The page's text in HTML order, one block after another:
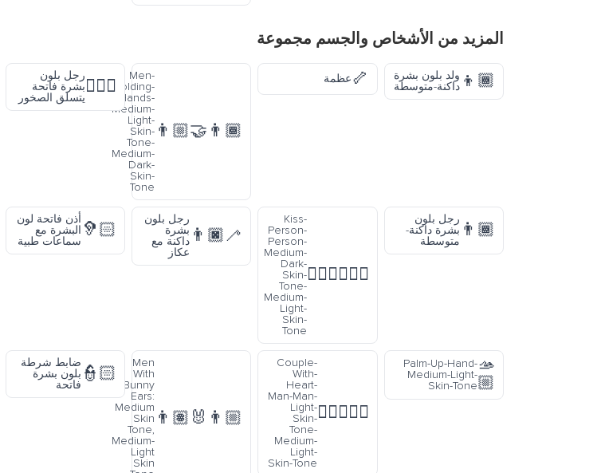
المزيد من الأشخاص والجسم مجموعة
👦🏾 ولد بلون بشرة
داكنة-متوسطة
🦴عظمة
👨🏼‍🤝‍👨🏾
Men-
Holding-
Hands-
Medium-
Light-
Skin-
Tone-
Medium-
Dark-
Skin-
Tone
🧗🏻‍♂️
رجل بلون
بشرة فاتحة
يتسلق الصخور
👨🏾
رجل بلون
بشرة داكنة-
متوسطة
🧑🏾‍❤️‍💋‍🧑🏼
Kiss-
Person-
Person-
Medium-
Dark-
Skin-
Tone-
Medium-
Light-
Skin-
Tone
👨🏿‍🦯
رجل بلون
بشرة
داكنة مع
عكاز
🦻🏻
أذن فاتحة لون
البشرة مع
سماعات طبية
🫴
🏼
Palm-Up-Hand-
Medium-Light-
Skin-Tone
👨🏻‍❤️‍👨🏼
Couple-
With-
Heart-
Man-Man-
Light-
Skin-
Tone-
Medium-
Light-
Skin-Tone
👨🏽‍🐰‍👨🏼
Men
With
Bunny
Ears:
Medium
Skin
Tone,
Medium-
Light
Skin
👮🏻
ضابط شرطة
بلون بشرة
فاتحة